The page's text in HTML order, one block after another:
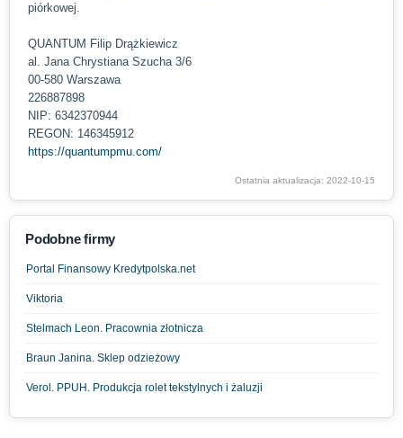
piórkowej.
QUANTUM Filip Drążkiewicz
al. Jana Chrystiana Szucha 3/6
00-580 Warszawa
226887898
NIP: 6342370944
REGON: 146345912
https://quantumpmu.com/
Ostatnia aktualizacja: 2022-10-15
Podobne firmy
Portal Finansowy Kredytpolska.net
Viktoria
Stelmach Leon. Pracownia złotnicza
Braun Janina. Sklep odzieżowy
Verol. PPUH. Produkcja rolet tekstylnych i żaluzji